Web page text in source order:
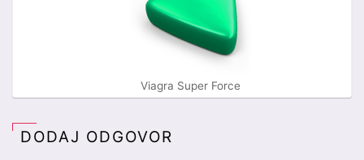
Viagra Super Force
DODAJ ODGOVOR